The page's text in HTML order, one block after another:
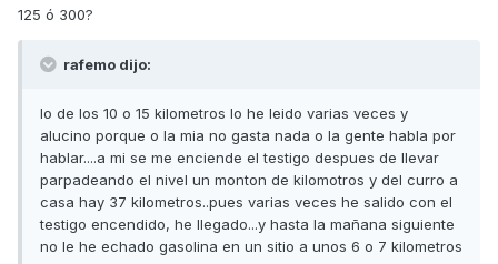
125 ó 300?
rafemo dijo:
lo de los 10 o 15 kilometros lo he leido varias veces y
alucino porque o la mia no gasta nada o la gente habla por
hablar....a mi se me enciende el testigo despues de llevar
parpadeando el nivel un monton de kilomotros y del curro a
casa hay 37 kilometros..pues varias veces he salido con el
testigo encendido, he llegado...y hasta la mañana siguiente
no le he echado gasolina en un sitio a unos 6 o 7 kilometros